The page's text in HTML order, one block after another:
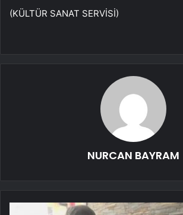
(KÜLTÜR SANAT SERVİSİ)
NURCAN BAYRAM